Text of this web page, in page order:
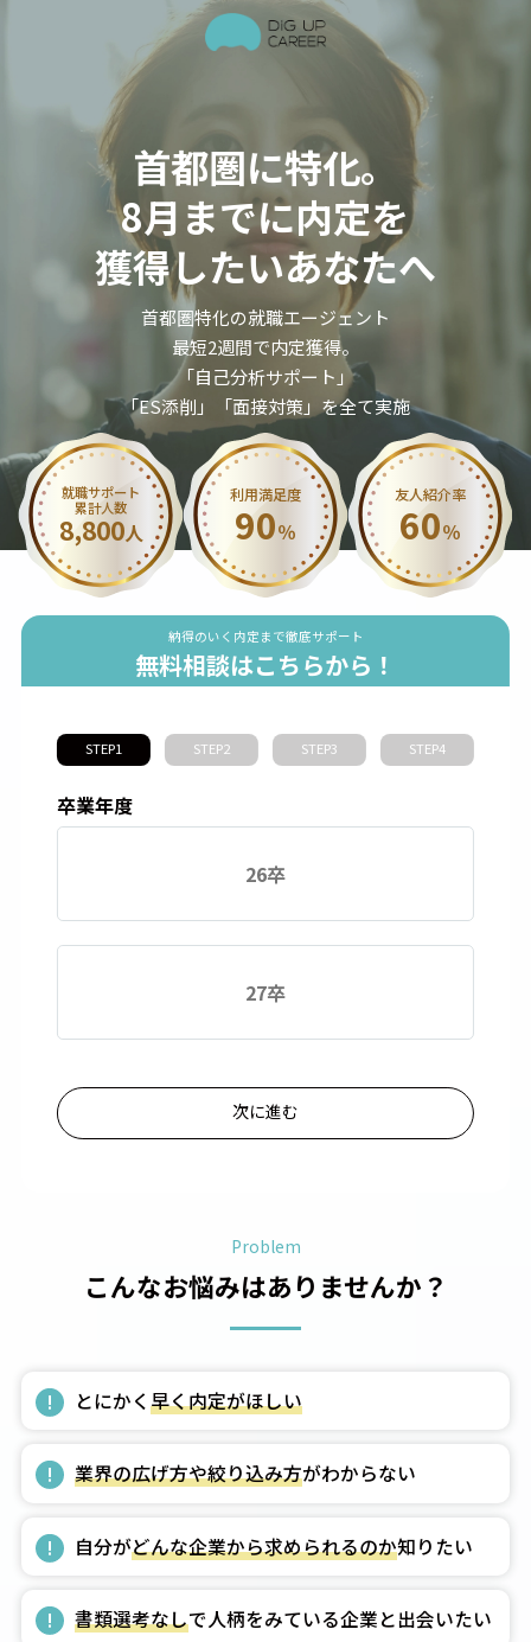
首都圏に特化。
8月までに内定を
獲得したいあなたへ
首都圏特化の就職エージェント
最短2週間で内定獲得。
「自己分析サポート」
「ES添削」「面接対策」を全て実施
就職サポート
累計人数
8,800人
利用満足度
90％
友人紹介率
60％
納得のいく内定まで徹底サポート
無料相談はこちらから！
STEP1 STEP2 STEP3 STEP4
卒業年度
26卒
27卒
次に進む
Problem
こんなお悩みはありませんか？
! とにかく早く内定がほしい
! 業界の広げ方や絞り込み方がわからない
! 自分がどんな企業から求められるのか知りたい
! 書類選考なしで人柄をみている企業と出会いたい